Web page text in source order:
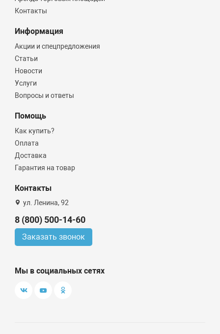
Контакты
Информация
Акции и спецпредложения
Статьи
Новости
Услуги
Вопросы и ответы
Помощь
Как купить?
Оплата
Доставка
Гарантия на товар
Контакты
ул. Ленина, 92
8 (800) 500-14-60
Заказать звонок
Мы в социальных сетях